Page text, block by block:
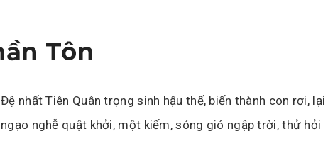
Tôn
Đệ nhất Tiên Quân trọng sinh hậu thế, biến thành con rơi, lại
ngạo nghễ quật khởi, một kiếm, sóng gió ngập trời, thử hỏi